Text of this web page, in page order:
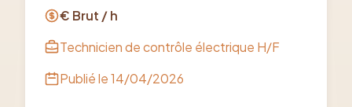
€ Brut / h
Technicien de contrôle électrique H/F
Publié le14/04/2026